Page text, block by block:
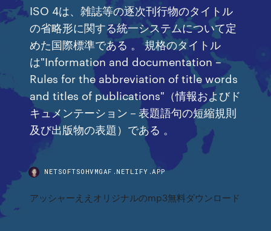
ISO 4は、雑誌等の逐次刊行物のタイトル
の省略形に関する統一システムについて定
めた国際標準である 。 規格のタイトル
は"Information and documentation –
Rules for the abbreviation of title words
and titles of publications"（情報およびド
キュメンテーション－表題語句の短縮規則
及び出版物の表題）である 。
NETSOFTSOHVMGAF.NETLIFY.APP
アッシャーええオリジナルのmp3無料ダウンロード